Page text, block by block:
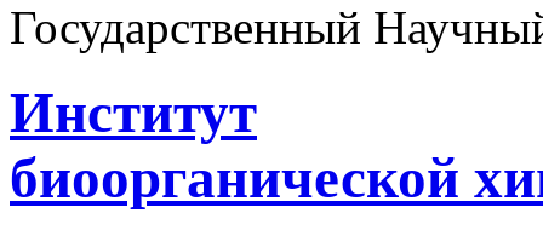
Государственный
Институт
биоорганической